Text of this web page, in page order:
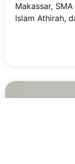
Makassar,
Islam Athirah,